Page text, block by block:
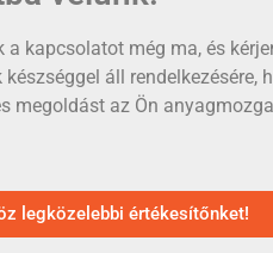
a kapcsolatot még ma, és
áll rendelkezésére,
megoldást az Ön
legközelebbi értékesítőnket!